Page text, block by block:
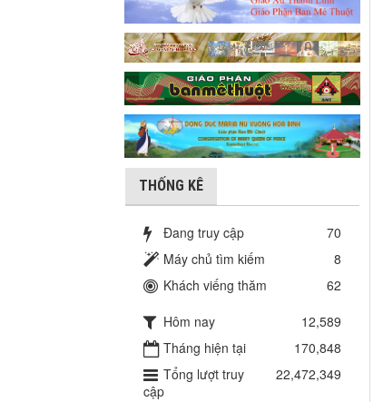
THỐNG KÊ
Đang truy cập
70
Máy chủ tìm kiếm
8
Khách viếng thăm
62
Hôm nay
12,589
Tháng hiện tại
170,848
Tổng lượt truy
cập
22,472,349